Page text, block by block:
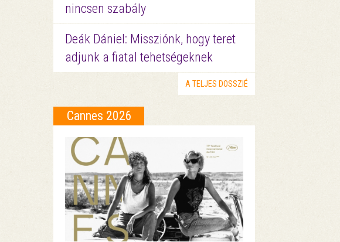
nincsen szabály
Deák Dániel: Missziónk, hogy teret
adjunk a fiatal tehetségeknek
A TELJES DOSSZIÉ
Cannes 2026